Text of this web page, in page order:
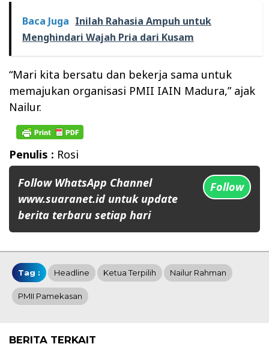
Baca Juga Inilah Rahasia Ampuh untuk
Menghindari Wajah Pria dari Kusam
“Mari kita bersatu dan bekerja sama untuk
memajukan organisasi PMII IAIN Madura,” ajak
Nailur.
Penulis : Rosi
Follow WhatsApp Channel
www.suaranet.id untuk update
berita terbaru setiap hari
Follow
Tag : Headline Ketua Terpilih Nailur Rahman
PMII Pamekasan
BERITA TERKAIT